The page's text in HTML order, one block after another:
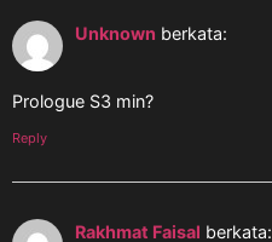
Unknown berkata:
Prologue S3 min?
Reply
Rakhmat Faisal berkata: